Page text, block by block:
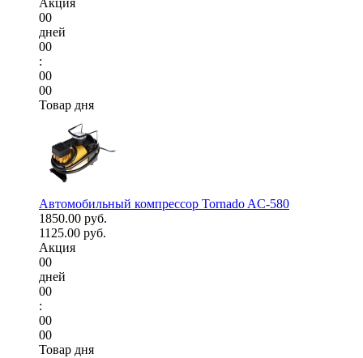
Акция
00
дней
00
:
00
00
Товар дня
Автомобильный компрессор Tornado AC-580
1850.00 руб.
1125.00 руб.
Акция
00
дней
00
:
00
00
Товар дня